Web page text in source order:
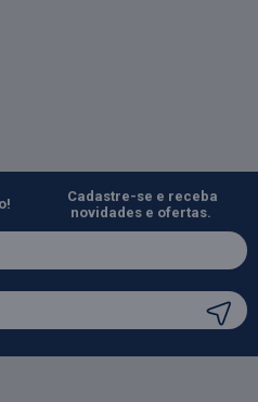
Cadastre-se e receba
novidades e ofertas.